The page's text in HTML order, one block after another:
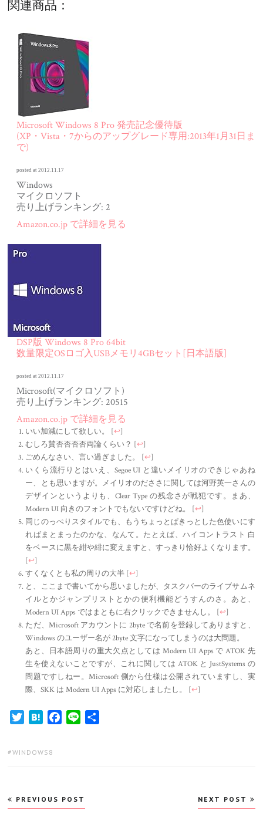
関連商品：
Microsoft Windows 8 Pro 発売記念優待版
(XP・Vista・7からのアップグレード専用:2013年1月31日ま
で)
posted at 2012.11.17
Windows
マイクロソフト
売り上げランキング: 2
Amazon.co.jp で詳細を見る
DSP版 Windows 8 Pro 64bit
数量限定OSロゴ入USBメモリ4GBセット[日本語版]
posted at 2012.11.17
Microsoft(マイクロソフト)
売り上げランキング: 20515
Amazon.co.jp で詳細を見る
いい加減にして欲しい。 [↩]
むしろ賛否否否否両論くらい？ [↩]
ごめんなさい、言い過ぎました。 [↩]
いくら流行りとはいえ、Segoe UI と違いメイリオのできじゃあね
ー、とも思いますが。メイリオのだささに関しては河野英一さんの
デザインというよりも、Clear Type の残念さが戦犯です。まあ、
Modern UI 向きのフォントでもないですけどね。 [↩]
同じのっぺりスタイルでも、もうちょっとぱきっとした色使いにす
ればまとまったのかな、なんて。たとえば、ハイコントラスト 白
をベースに黒を紺や緋に変えますと、すっきり恰好よくなります。
[↩]
すくなくとも私の周りの大半 [↩]
と、ここまで書いてから思いましたが、タスクバーのライブサムネ
イルとかジャンプリストとかの便利機能どうすんのさ。あと、
Modern UI Apps ではまともに右クリックできませんし。 [↩]
ただ、Microsoft アカウントに 2byte で名前を登録してありますと、
Windows のユーザー名が 2byte 文字になってしまうのは大問題。
あと、日本語周りの重大欠点としては Modern UI Apps で ATOK 先
生を使えないことですが、これに関しては ATOK と JustSystems の
問題ですしねー。Microsoft 側から仕様は公開されていますし、実
際、SKK は Modern UI Apps に対応しましたし。 [↩]
TwitterHatenaFacebook
Line
TAGS:
WINDOWS8
投
稿
PREVIOUS POST NEXT POST